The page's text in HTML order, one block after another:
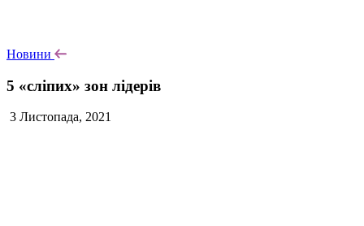
Новини
5 «сліпих» зон лідерів
3 Листопада, 2021